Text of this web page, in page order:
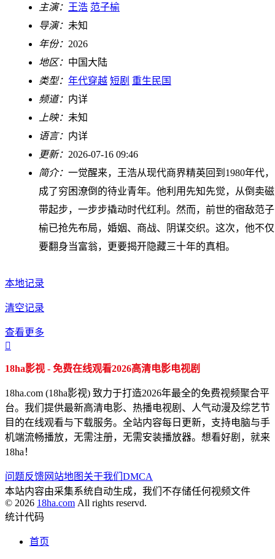
主演： 王浩 范子榆
导演： 未知
年份： 2026
地区： 中国大陆
类型： 年代穿越 短剧 重生民国
频道： 内详
上映： 未知
语言： 内详
更新： 2026-07-16 09:46
简介： 一觉醒来，王浩从现代商界精英回到1980年代，
成了穷困潦倒的待业青年。他利用先知先觉，从倒卖磁
带起步，一步步撬动时代红利。然而，前世的宿敌范子
榆已抢先布局，婚姻、商战、阴谋交织。这次，他不仅
要翻身当富翁，更要揭开隐藏三十年的真相。
本地记录
清空记录
查看更多

18ha影视 - 免费在线观看2026高清电影电视剧
18ha.com (18ha影视) 致力于打造2026年最全的免费视频聚合平
台。我们提供最新高清电影、热播电视剧、人气动漫及综艺节
目的在线观看与下载服务。全站内容每日更新，支持电脑与手
机端流畅播放，无需注册，无需安装播放器。想看好剧，就来
18ha！
问题反馈网站地图 关于我们 DMCA
本站内容由采集系统自动生成，我们不存储任何视频文件
© 2026 18ha.com All rights reservd.
统计代码
首页